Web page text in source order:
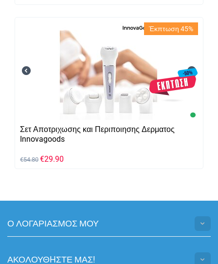
Έκπτωση 45%
Σετ Αποτριχωσης και Περιποιησης Δερματος
Innovagoods
€54.80 €29.90
Ο ΛΟΓΑΡΙΑΣΜΟΣ ΜΟΥ
ΑΚΟΛΟΥΘHΣΤΕ ΜΑΣ!